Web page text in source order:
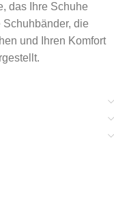
das Ihre Schuhe
die
und Ihren Komfort